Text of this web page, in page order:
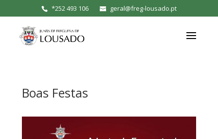
*252 493 106 geral@freg-lousado.pt
Boas Festas